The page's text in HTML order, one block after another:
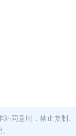
同意时，禁止复制